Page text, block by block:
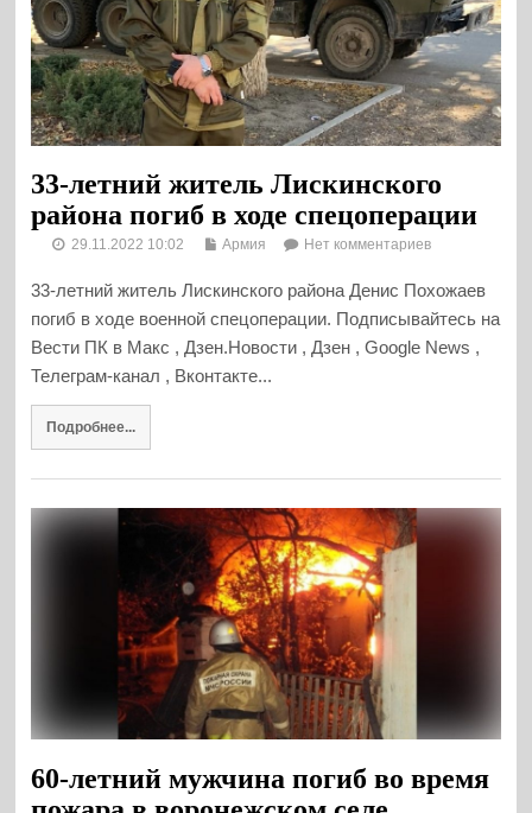
33-летний житель Лискинского
района погиб в ходе спецоперации
29.11.2022 10:02 Армия Нет комментариев
33-летний житель Лискинского района Денис Похожаев
погиб в ходе военной спецоперации. Подписывайтесь на
Вести ПК в Макс , Дзен.Новости , Дзен , Google News ,
Телеграм-канал , Вконтакте...
Подробнее...
60-летний мужчина погиб во время